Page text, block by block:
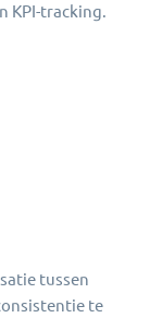
KPI-tracking.
tussen
te